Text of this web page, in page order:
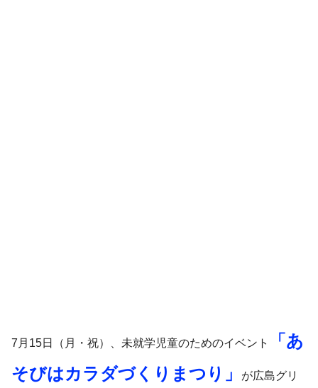
7月15日（月・祝）、未就学児童のためのイベント
「あ
そびはカラダづくりまつり」
が広島グリ